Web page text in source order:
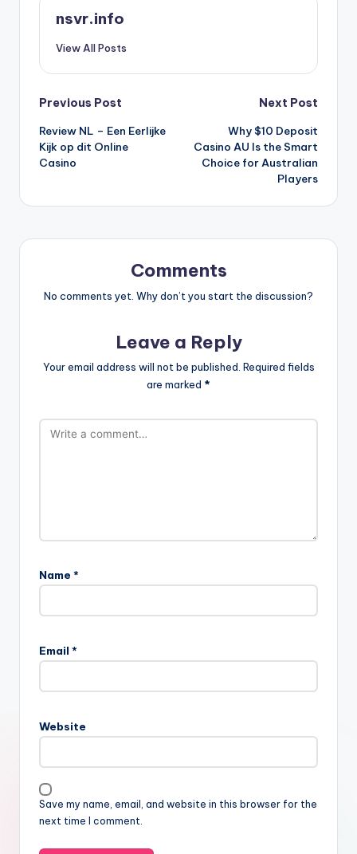
nsvr.info
View All Posts
Post
navigation
Previous Post
Review NL – Een Eerlijke
Kijk op dit Online
Casino
Next Post
Why $10 Deposit
Casino AU Is the Smart
Choice for Australian
Players
Comments
No comments yet. Why don’t you start the discussion?
Leave a Reply
Your email address will not be published. Required fields
are marked *
Name *
Email *
Website
Save my name, email, and website in this browser for the
next time I comment.